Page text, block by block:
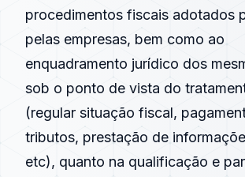
procedimentos fiscais adotados
pelas empresas, bem como ao
enquadramento jurídico dos
sob o ponto de vista do
(regular situação fiscal,
tributos, prestação de
etc), quanto na qualificação e